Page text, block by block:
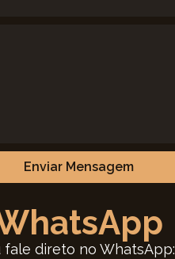
Enviar Mensagem
fale direto no WhatsApp: